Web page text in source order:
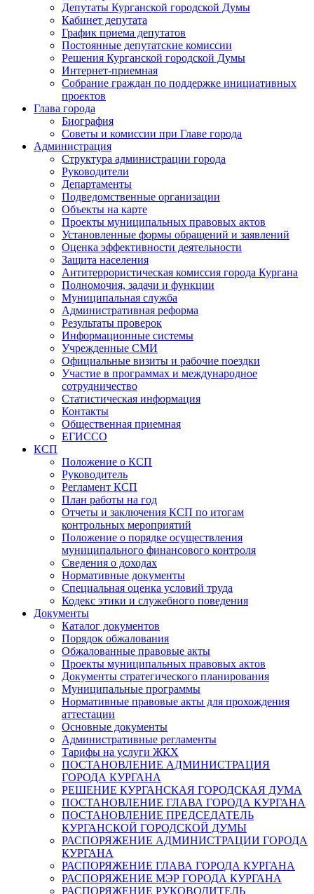
Депутаты Курганской городской Думы
Кабинет депутата
График приема депутатов
Постоянные депутатские комиссии
Решения Курганской городской Думы
Интернет-приемная
Собрание граждан по поддержке инициативных
проектов
Глава города
Биография
Советы и комиссии при Главе города
Администрация
Структура администрации города
Руководители
Департаменты
Подведомственные организации
Объекты на карте
Проекты муниципальных правовых актов
Установленные формы обращений и заявлений
Оценка эффективности деятельности
Защита населения
Антитеррористическая комиссия города Кургана
Полномочия, задачи и функции
Муниципальная служба
Административная реформа
Результаты проверок
Информационные системы
Учрежденные СМИ
Официальные визиты и рабочие поездки
Участие в программах и международное
сотрудничество
Статистическая информация
Контакты
Общественная приемная
ЕГИССО
КСП
Положение о КСП
Руководитель
Регламент КСП
План работы на год
Отчеты и заключения КСП по итогам
контрольных мероприятий
Положение о порядке осуществления
муниципального финансового контроля
Сведения о доходах
Нормативные документы
Специальная оценка условий труда
Кодекс этики и служебного поведения
Документы
Каталог документов
Порядок обжалования
Обжалованные правовые акты
Проекты муниципальных правовых актов
Документы стратегического планирования
Муниципальные программы
Нормативные правовые акты для прохождения
аттестации
Основные документы
Административные регламенты
Тарифы на услуги ЖКХ
ПОСТАНОВЛЕНИЕ АДМИНИСТРАЦИЯ
ГОРОДА КУРГАНА
РЕШЕНИЕ КУРГАНСКАЯ ГОРОДСКАЯ ДУМА
ПОСТАНОВЛЕНИЕ ГЛАВА ГОРОДА КУРГАНА
ПОСТАНОВЛЕНИЕ ПРЕДСЕДАТЕЛЬ
КУРГАНСКОЙ ГОРОДСКОЙ ДУМЫ
РАСПОРЯЖЕНИЕ АДМИНИСТРАЦИИ ГОРОДА
КУРГАНА
РАСПОРЯЖЕНИЕ ГЛАВА ГОРОДА КУРГАНА
РАСПОРЯЖЕНИЕ МЭР ГОРОДА КУРГАНА
РАСПОРЯЖЕНИЕ РУКОВОДИТЕЛЬ